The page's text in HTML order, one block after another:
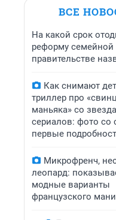
ВСЕ
На какой срок
реформу семейной
правительстве
Как снимают
триллер про
маньяка» со
сериалов: фото со
первые
Микрофренч,
леопард:
модные варианты
французского